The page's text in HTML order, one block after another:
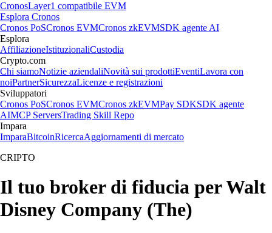
CronosLayer1 compatibile EVM
Esplora Cronos
Cronos PoSCronos EVMCronos zkEVMSDK agente AI
Esplora
AffiliazioneIstituzionaliCustodia
Crypto.com
Chi siamoNotizie aziendaliNovità sui prodottiEventiLavora con
noiPartnerSicurezzaLicenze e registrazioni
Sviluppatori
Cronos PoSCronos EVMCronos zkEVMPay SDKSDK agente
AIMCP ServersTrading Skill Repo
Impara
ImparaBitcoinRicercaAggiornamenti di mercato
CRIPTO
Il tuo broker di fiducia per Walt
Disney Company (The)